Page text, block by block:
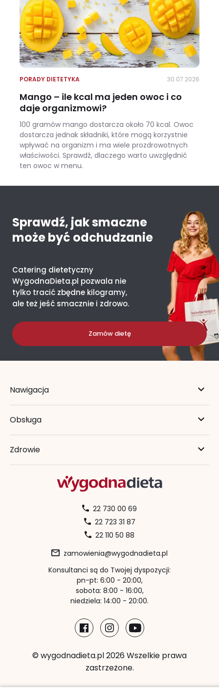
PORADY DIETETYKA 30.07.2026
Mango – ile kcal ma jeden owoc i co
daje organizmowi?
100 gramów mango dostarcza około 70 kcal. Owoc
dostarcza jednak składniki, które mogą korzystnie
wpływać na organizm i ma wiele prozdrowotnych
właściwości. Sprawdź, dlaczego warto uwzględnić
ten owoc w menu.
Sprawdź, jak smaczne
może być odchudzanie
Catering dietetyczny
WygodnaDieta.pl pozwala nie
tylko tracić zbędne kilogramy,
ale też jeść smacznie i zdrowo.
Zamów dietę
Nawigacja
Obsługa
Zdrowie
22 730 00 69
22 723 31 87
22 110 50 88
zamowienia@wygodnadieta.pl
Konsultanci są do Twojej dyspozycji:
pn-pt: 6:00 - 20:00,
sobota: 8:00 - 16:00,
niedziela: 14:00 - 20:00.
© wygodnadieta.pl 2026 Wszelkie prawa
zastrzeżone.